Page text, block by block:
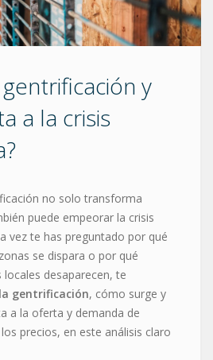
y
a la crisis
no solo transforma
puede empeorar la crisis
vez te has preguntado por qué
se dispara o por qué
desaparecen, te
gentrificación, cómo surge y
a la oferta y demanda de
precios, en este análisis claro